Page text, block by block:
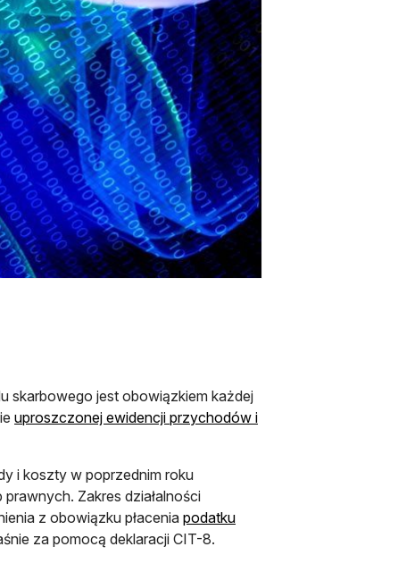
skarbowego jest obowiązkiem każdej
uproszczonej ewidencji przychodów i
i koszty w poprzednim roku
Zakres działalności
z obowiązku płacenia podatku
za pomocą deklaracji CIT-8.